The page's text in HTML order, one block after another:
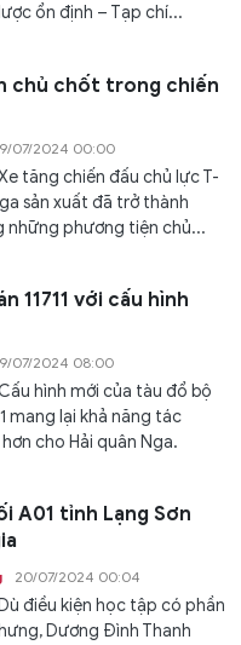
ổn định – Tạp chí...
chủ chốt trong chiến
07/2024 00:00
tăng chiến đấu chủ lực T-
sản xuất đã trở thành
phương tiện chủ...
11711 với cấu hình
07/2024 08:00
hình mới của tàu đổ bộ
mang lại khả năng tác
cho Hải quân Nga.
A01 tỉnh Lạng Sơn
20/07/2024 00:04
điều kiện học tập có phần
Dương Đình Thanh